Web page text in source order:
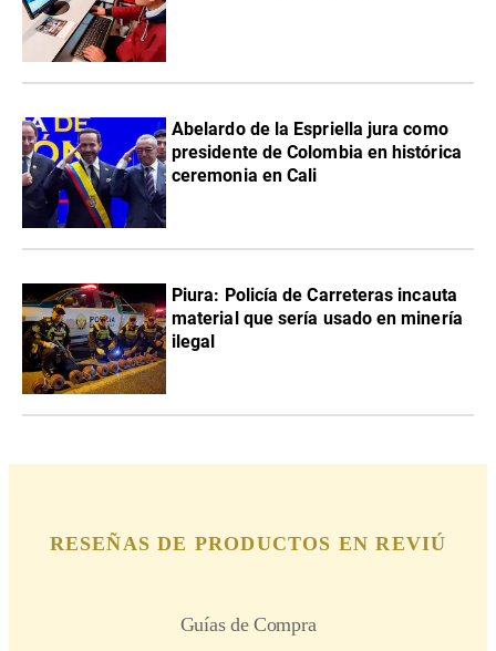
Abelardo de la Espriella jura como
presidente de Colombia en histórica
ceremonia en Cali
Piura: Policía de Carreteras incauta
material que sería usado en minería
ilegal